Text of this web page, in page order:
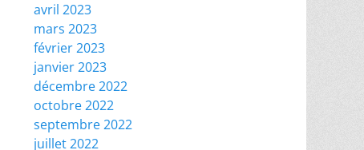
avril 2023
mars 2023
février 2023
janvier 2023
décembre 2022
octobre 2022
septembre 2022
juillet 2022